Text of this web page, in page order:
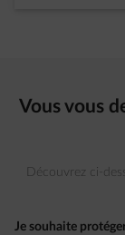
Vous vous
Découvrez ci-
Je souhaite